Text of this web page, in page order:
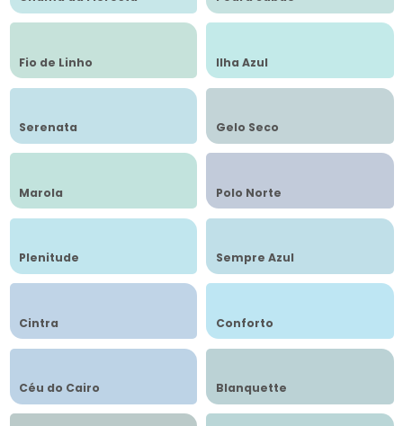
Fio de Linho Ilha Azul
Serenata Gelo Seco
Marola Polo Norte
Plenitude Sempre Azul
Cintra Conforto
Céu do Cairo Blanquette